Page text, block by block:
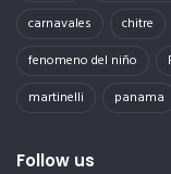
carnavales
chitre
fenomeno del niño
martinelli
panama
Follow us